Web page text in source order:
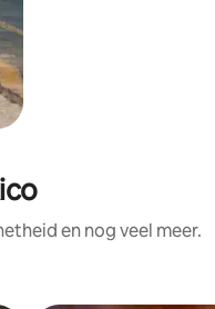
en nog veel meer.